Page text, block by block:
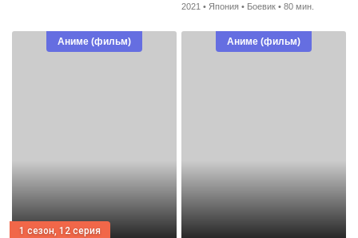
2021 • Япония • Боевик • 80 мин.
1 сезон, 12 серия
Аниме (фильм) Аниме (фильм)